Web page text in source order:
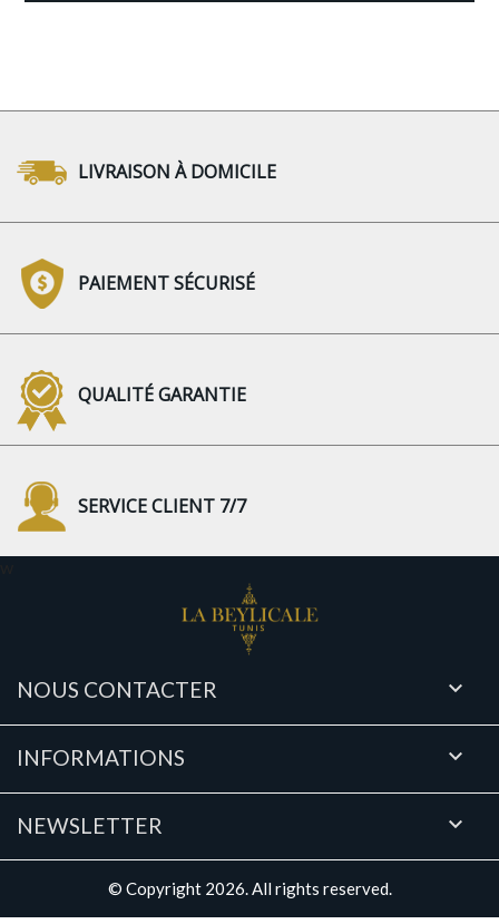
LIVRAISON À DOMICILE
PAIEMENT SÉCURISÉ
QUALITÉ GARANTIE
SERVICE CLIENT 7/7
NOUS CONTACTER 
INFORMATIONS 
NEWSLETTER 
© Copyright 2026. All rights reserved.